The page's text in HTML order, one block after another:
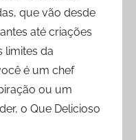
que vão desde
até criações
limites da
é um chef
ou um
o Que Delicioso